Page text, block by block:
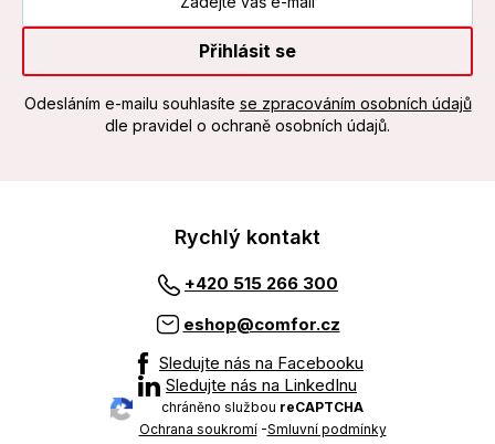
Přihlásit se
Odesláním e-mailu souhlasíte se zpracováním osobních údajů
dle pravidel o ochraně osobních údajů.
Rychlý kontakt
+420 515 266 300
eshop@comfor.cz
Sledujte nás na Facebooku
Sledujte nás na LinkedInu
chráněno službou reCAPTCHA
Ochrana soukromí-Smluvní podmínky